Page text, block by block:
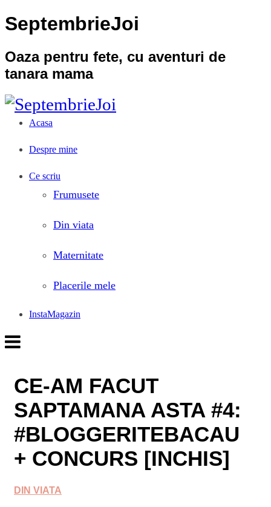
SeptembrieJoi
Oaza pentru fete, cu aventuri de
tanara mama
Acasa
Despre mine
Ce scriu
Frumusete
Din viata
Maternitate
Placerile mele
InstaMagazin
CE-AM FACUT
SAPTAMANA ASTA #4:
#BLOGGERITEBACAU
+ CONCURS [INCHIS]
DIN VIATA